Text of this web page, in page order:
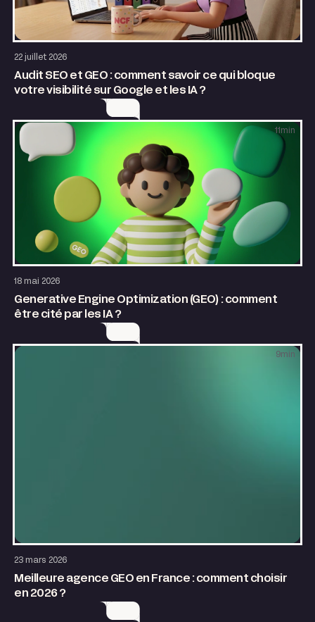
22 juillet 2026
Audit SEO et GEO : comment savoir ce qui bloque
votre visibilité sur Google et les IA ?
18 mai 2026
Generative Engine Optimization (GEO) : comment
être cité par les IA ?
11 min
23 mars 2026
Meilleure agence GEO en France : comment choisir
en 2026 ?
9 min